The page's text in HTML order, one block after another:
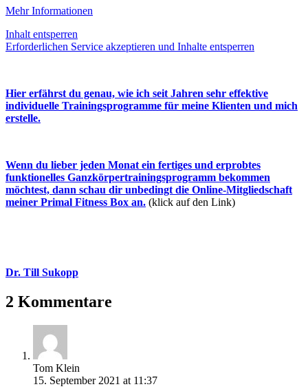
Mehr Informationen
Inhalt entsperren
Erforderlichen Service akzeptieren und Inhalte entsperren
Hier erfährst du genau, wie ich seit Jahren sehr effektive
individuelle Trainingsprogramme für meine Klienten und mich
erstelle.
Wenn du lieber jeden Monat ein fertiges und erprobtes
funktionelles Ganzkörpertrainingsprogramm bekommen
möchtest, dann schau dir unbedingt die Online-Mitgliedschaft
meiner Primal Fitness Box an. (klick auf den Link)
Dr. Till Sukopp
2 Kommentare
Tom Klein
15. September 2021 at 11:37